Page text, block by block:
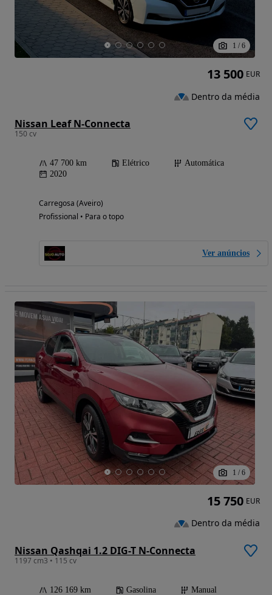
1 / 6
Nissan Leaf N-Connecta
150 cv
47 700 km Elétrico
Automática
2020
Carregosa (Aveiro)
Profissional • Para o topo
Ver anúncios
13 500 EUR
Dentro da média
1 / 6
Nissan Qashqai 1.2 DIG-T N-Connecta
1197 cm3 • 115 cv
126 169 km Gasolina Manual
15 750 EUR
Dentro da média